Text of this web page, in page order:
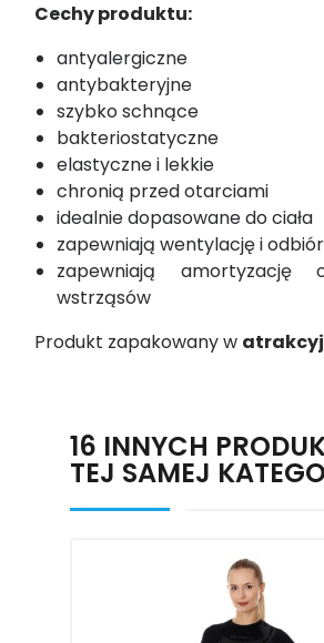
Cechy produktu:
antyalergiczne
antybakteryjne
szybko schnące
bakteriostatyczne
elastyczne i lekkie
chronią przed otarciami
idealnie dopasowane do ciała
zapewniają wentylację i
zapewniają
wstrząsów
Produkt zapakowany w
16 INNYCH
TEJ SAMEJ